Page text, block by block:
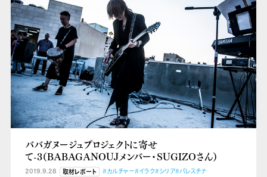
ババガヌージュプロジェクトに寄せ
て-3（BABAGANOUJメンバー・SUGIZOさん）
2019.9.28 取材レポート #カルチャー#イラク#シリア#パレスチナ